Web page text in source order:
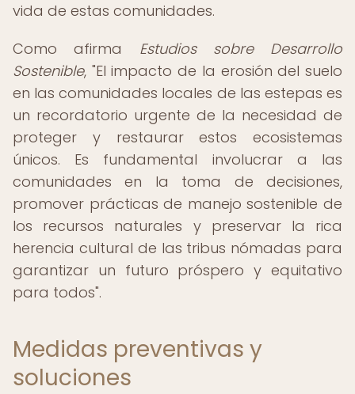
vida de estas comunidades.
Como afirma Estudios sobre Desarrollo
Sostenible, "El impacto de la erosión del suelo
en las comunidades locales de las estepas es
un recordatorio urgente de la necesidad de
proteger y restaurar estos ecosistemas
únicos. Es fundamental involucrar a las
comunidades en la toma de decisiones,
promover prácticas de manejo sostenible de
los recursos naturales y preservar la rica
herencia cultural de las tribus nómadas para
garantizar un futuro próspero y equitativo
para todos".
Medidas preventivas y
soluciones